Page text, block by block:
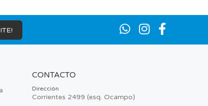
CONTACTO
Dirección
Corrientes 2499 (esq. Ocampo)